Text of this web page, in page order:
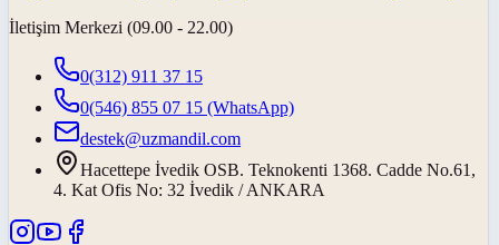
İletişim Merkezi (09.00 - 22.00)
0(312) 911 37 15
0(546) 855 07 15 (WhatsApp)
destek@uzmandil.com
Hacettepe İvedik OSB. Teknokenti 1368. Cadde No.61,
4. Kat Ofis No: 32 İvedik / ANKARA